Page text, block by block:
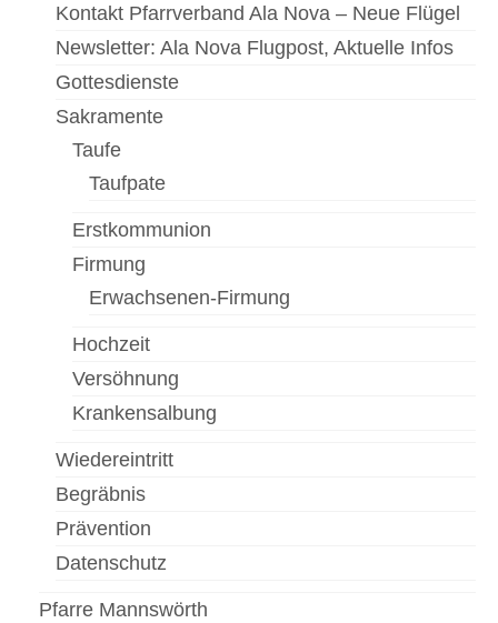
Kontakt Pfarrverband Ala Nova – Neue Flügel
Newsletter: Ala Nova Flugpost, Aktuelle Infos
Gottesdienste
Sakramente
Taufe
Taufpate
Erstkommunion
Firmung
Erwachsenen-Firmung
Hochzeit
Versöhnung
Krankensalbung
Wiedereintritt
Begräbnis
Prävention
Datenschutz
Pfarre Mannswörth